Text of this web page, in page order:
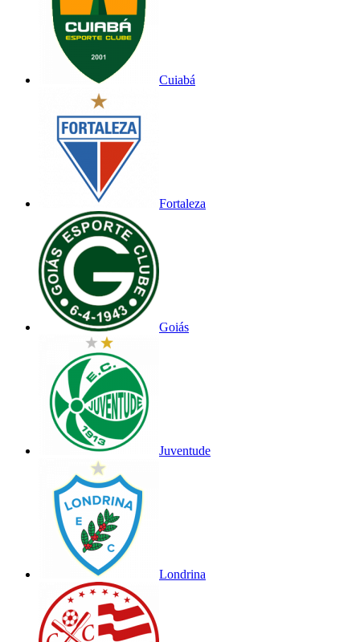
Cuiabá
Fortaleza
Goiás
Juventude
Londrina